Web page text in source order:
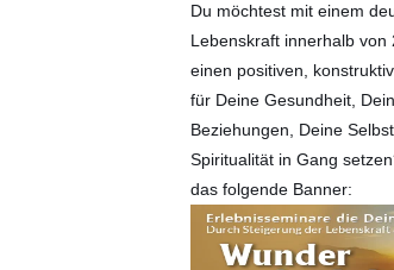
Du möchtest mit einem
Lebenskraft innerhalb von
einen positiven,
für Deine Gesundheit,
Beziehungen, Deine
Spiritualität in Gang
das folgende Banner: